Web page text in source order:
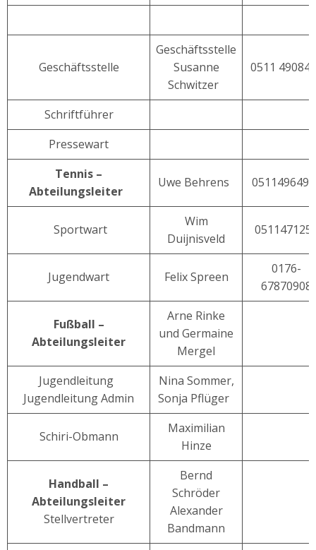
Geschäftsstelle
Geschäftsstelle
Susanne
Schwitzer
0511
Schriftführer
Pressewart
Tennis –
Abteilungsleiter
Uwe Behrens
Sportwart
Wim
Duijnisveld
Jugendwart Felix Spreen
0176-
67870908
Fußball –
Abteilungsleiter
Arne Rinke
und Germaine
Mergel
Jugendleitung
Jugendleitung Admin
Nina Sommer,
Sonja Pflüger
Schiri-Obmann
Maximilian
Hinze
Handball –
Abteilungsleiter
Stellvertreter
Bernd
Schröder
Alexander
Bandmann